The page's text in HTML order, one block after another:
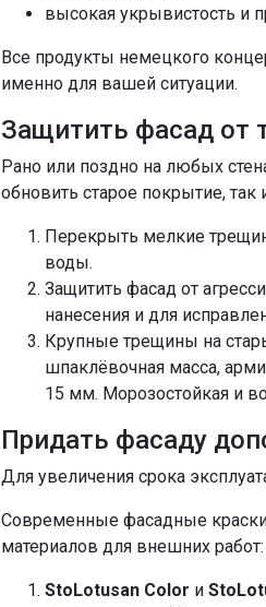
высокая укрывистость и
Все продукты немецкого
именно для вашей ситуации.
Защитить фасад от
Рано или поздно на любых
обновить старое покрытие,
Перекрыть мелкие
воды.
Защитить фасад от
нанесения и для
Крупные трещины на
шпаклёвочная масса,
15 мм. Морозостойкая и
Придать фасаду
Для увеличения срока
Современные фасадные
материалов для внешних работ:
StoLotusan Color и